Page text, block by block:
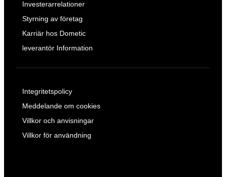
Investerarrelationer
Styrning av företag
Karriär hos Dometic
leverantör Information
Integritetspolicy
Meddelande om cookies
Villkor och anvisningar
Villkor för användning